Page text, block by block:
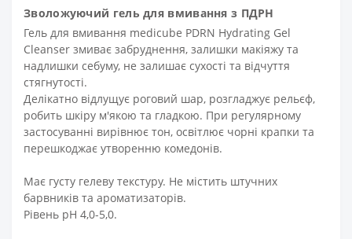
Зволожуючий гель для вмивання з ПДРН
Гель для вмивання medicube PDRN Hydrating Gel
Cleanser змиває забруднення, залишки макіяжу та
надлишки себуму, не залишає сухості та відчуття
стягнутості.
Делікатно відлущує роговий шар, розгладжує рельєф,
робить шкіру м'якою та гладкою. При регулярному
застосуванні вирівнює тон, освітлює чорні крапки та
перешкоджає утворенню комедонів.
Має густу гелеву текстуру. Не містить штучних
барвників та ароматизаторів.
Рівень pH 4,0-5,0.